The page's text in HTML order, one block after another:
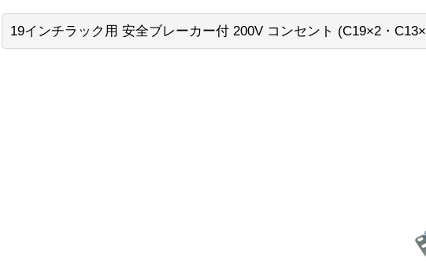
19インチラック用 安全ブレーカー付 200V コンセント (C19×2・